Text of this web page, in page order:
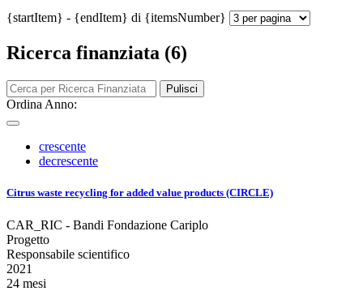
{startItem} - {endItem} di {itemsNumber}
Ricerca finanziata (6)
Pulisci
Ordina Anno:
crescente
decrescente
Citrus waste recycling for added value products (CIRCLE)
CAR_RIC - Bandi Fondazione Cariplo
Progetto
Responsabile scientifico
2021
24 mesi